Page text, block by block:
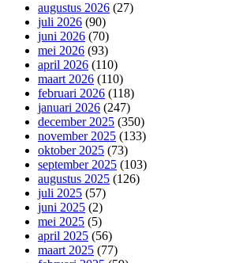
augustus 2026 (27)
juli 2026 (90)
juni 2026 (70)
mei 2026 (93)
april 2026 (110)
maart 2026 (110)
februari 2026 (118)
januari 2026 (247)
december 2025 (350)
november 2025 (133)
oktober 2025 (73)
september 2025 (103)
augustus 2025 (126)
juli 2025 (57)
juni 2025 (2)
mei 2025 (5)
april 2025 (56)
maart 2025 (77)